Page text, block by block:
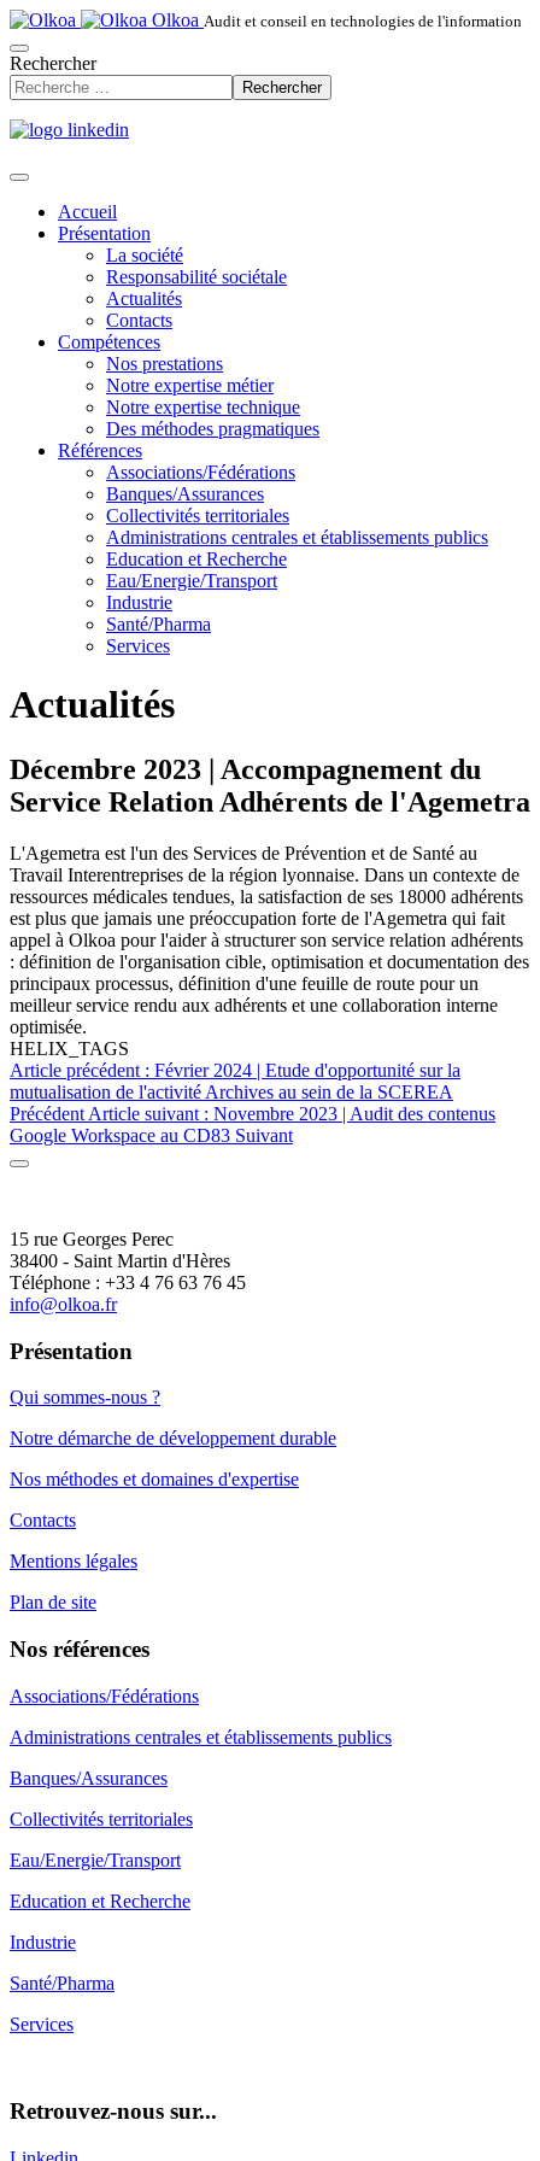
Olkoa Audit et conseil en technologies de l'information
Rechercher
Rechercher
Accueil
Présentation
La société
Responsabilité sociétale
Actualités
Contacts
Compétences
Nos prestations
Notre expertise métier
Notre expertise technique
Des méthodes pragmatiques
Références
Associations/Fédérations
Banques/Assurances
Collectivités territoriales
Administrations centrales et établissements publics
Education et Recherche
Eau/Energie/Transport
Industrie
Santé/Pharma
Services
Actualités
Décembre 2023 | Accompagnement du
Service Relation Adhérents de l'Agemetra
L'Agemetra est l'un des Services de Prévention et de Santé au
Travail Interentreprises de la région lyonnaise. Dans un contexte de
ressources médicales tendues, la satisfaction de ses 18000 adhérents
est plus que jamais une préoccupation forte de l'Agemetra qui fait
appel à Olkoa pour l'aider à structurer son service relation adhérents
: définition de l'organisation cible, optimisation et documentation des
principaux processus, définition d'une feuille de route pour un
meilleur service rendu aux adhérents et une collaboration interne
optimisée.
HELIX_TAGS
Article précédent : Février 2024 | Etude d'opportunité sur la
mutualisation de l'activité Archives au sein de la SCEREA
Précédent Article suivant : Novembre 2023 | Audit des contenus
Google Workspace au CD83 Suivant
15 rue Georges Perec
38400 - Saint Martin d'Hères
Téléphone : +33 4 76 63 76 45
info@olkoa.fr
Présentation
Qui sommes-nous ?
Notre démarche de développement durable
Nos méthodes et domaines d'expertise
Contacts
Mentions légales
Plan de site
Nos références
Associations/Fédérations
Administrations centrales et établissements publics
Banques/Assurances
Collectivités territoriales
Eau/Energie/Transport
Education et Recherche
Industrie
Santé/Pharma
Services
Retrouvez-nous sur...